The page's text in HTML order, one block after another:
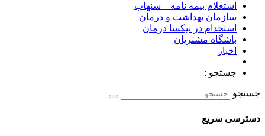
استعلام بیمه نامه – سنهاب
سازمان بهداشت و درمان
استخدام در نیکسا درمان
باشگاه مشتریان
اخبار
جستجو :
جستجو
دسترسی سریع